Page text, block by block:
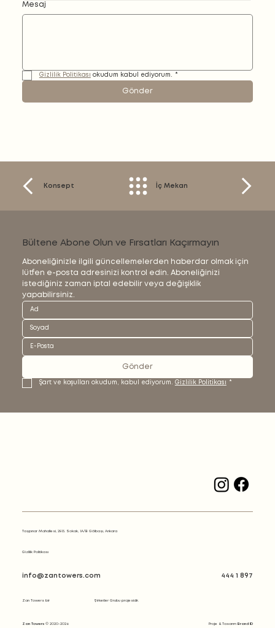
Mesaj
Gizlilik Politikası okudum kabul ediyorum. *
Gönder
Konsept İç Mekan
Bültene Abone Olun ve Fırsatları Kaçırmayın
Aboneliğinizle ilgili güncellemelerden haberdar olmak için
lütfen e-posta adresinizi kontrol edin. Aboneliğinizi
istediğiniz zaman iptal edebilir veya değişiklik
yapabilirsiniz.
Gönder
Şart ve koşulları okudum, kabul ediyorum. Gizlilik Politikası *
Tașpınar Mahallesi, 2813. Sokak, 1A/B Gölbașı, Ankara
Gizlilik Politikası
info@zantowers.com 444 1 897
Zan Towers bir Şirketler Grubu projesidir.
Zan Towers © 2020-2026 Proje & Tasarım Brand ID